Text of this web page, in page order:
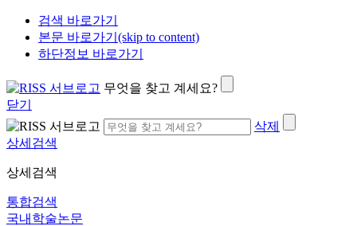
검색 바로가기
본문 바로가기(skip to content)
하단정보 바로가기
무엇을 찾고 계세요?
닫기
삭제
상세검색
상세검색
통합검색
국내학술논문